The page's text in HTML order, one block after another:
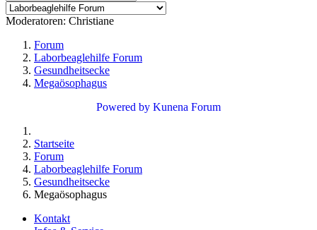
Moderatoren: Christiane
Forum
Laborbeaglehilfe Forum
Gesundheitsecke
Megaösophagus
Powered by Kunena Forum
Startseite
Forum
Laborbeaglehilfe Forum
Gesundheitsecke
Megaösophagus
Kontakt